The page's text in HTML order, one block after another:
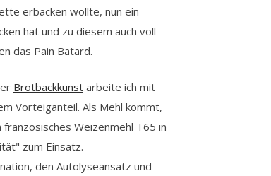
erbacken wollte, nun ein
hat und zu diesem auch voll
das Pain Batard.
Brotbackkunst arbeite ich mit
Vorteiganteil. Als Mehl kommt,
Weizenmehl T65 in
zum Einsatz.
den Autolyseansatz und